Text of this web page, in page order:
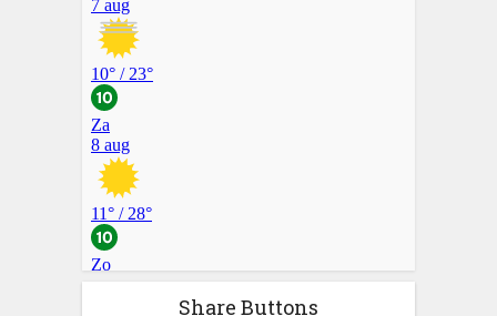
Share Buttons